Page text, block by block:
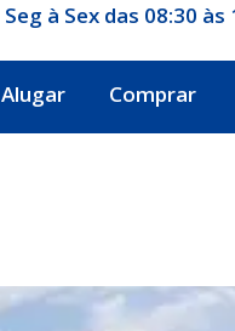
Seg à Sex das 08:30
Alugar Comprar